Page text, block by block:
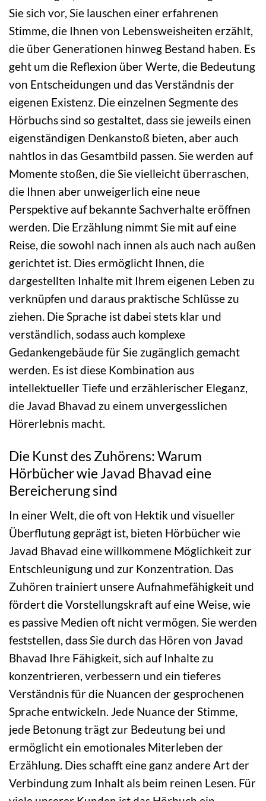
Sie sich vor, Sie lauschen einer erfahrenen
Stimme, die Ihnen von Lebensweisheiten erzählt,
die über Generationen hinweg Bestand haben. Es
geht um die Reflexion über Werte, die Bedeutung
von Entscheidungen und das Verständnis der
eigenen Existenz. Die einzelnen Segmente des
Hörbuchs sind so gestaltet, dass sie jeweils einen
eigenständigen Denkanstoß bieten, aber auch
nahtlos in das Gesamtbild passen. Sie werden auf
Momente stoßen, die Sie vielleicht überraschen,
die Ihnen aber unweigerlich eine neue
Perspektive auf bekannte Sachverhalte eröffnen
werden. Die Erzählung nimmt Sie mit auf eine
Reise, die sowohl nach innen als auch nach außen
gerichtet ist. Dies ermöglicht Ihnen, die
dargestellten Inhalte mit Ihrem eigenen Leben zu
verknüpfen und daraus praktische Schlüsse zu
ziehen. Die Sprache ist dabei stets klar und
verständlich, sodass auch komplexe
Gedankengebäude für Sie zugänglich gemacht
werden. Es ist diese Kombination aus
intellektueller Tiefe und erzählerischer Eleganz,
die Javad Bhavad zu einem unvergesslichen
Hörerlebnis macht.
Die Kunst des Zuhörens: Warum
Hörbücher wie Javad Bhavad eine
Bereicherung sind
In einer Welt, die oft von Hektik und visueller
Überflutung geprägt ist, bieten Hörbücher wie
Javad Bhavad eine willkommene Möglichkeit zur
Entschleunigung und zur Konzentration. Das
Zuhören trainiert unsere Aufnahmefähigkeit und
fördert die Vorstellungskraft auf eine Weise, wie
es passive Medien oft nicht vermögen. Sie werden
feststellen, dass Sie durch das Hören von Javad
Bhavad Ihre Fähigkeit, sich auf Inhalte zu
konzentrieren, verbessern und ein tieferes
Verständnis für die Nuancen der gesprochenen
Sprache entwickeln. Jede Nuance der Stimme,
jede Betonung trägt zur Bedeutung bei und
ermöglicht ein emotionales Miterleben der
Erzählung. Dies schafft eine ganz andere Art der
Verbindung zum Inhalt als beim reinen Lesen. Für